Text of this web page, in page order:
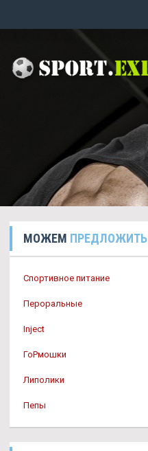
МОЖЕМ ПРЕДЛОЖИТЬ
Спортивное питание
Пероральные
Inject
ГоРмошки
Липолики
Пепы